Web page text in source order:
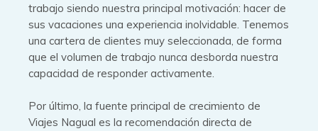
trabajo siendo nuestra principal motivación: hacer de
sus vacaciones una experiencia inolvidable. Tenemos
una cartera de clientes muy seleccionada, de forma
que el volumen de trabajo nunca desborda nuestra
capacidad de responder activamente.
Por último, la fuente principal de crecimiento de
Viajes Nagual es la recomendación directa de